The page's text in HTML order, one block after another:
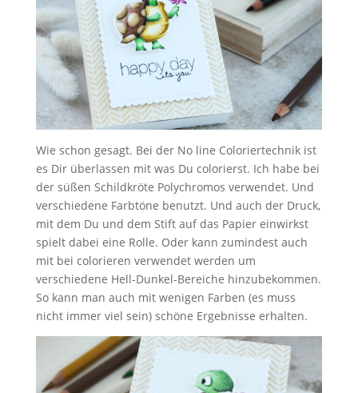
Wie schon gesagt. Bei der No line Coloriertechnik ist
es Dir überlassen mit was Du colorierst. Ich habe bei
der süßen Schildkröte Polychromos verwendet. Und
verschiedene Farbtöne benutzt. Und auch der Druck,
mit dem Du und dem Stift auf das Papier einwirkst
spielt dabei eine Rolle. Oder kann zumindest auch
mit bei colorieren verwendet werden um
verschiedene Hell-Dunkel-Bereiche hinzubekommen.
So kann man auch mit wenigen Farben (es muss
nicht immer viel sein) schöne Ergebnisse erhalten.